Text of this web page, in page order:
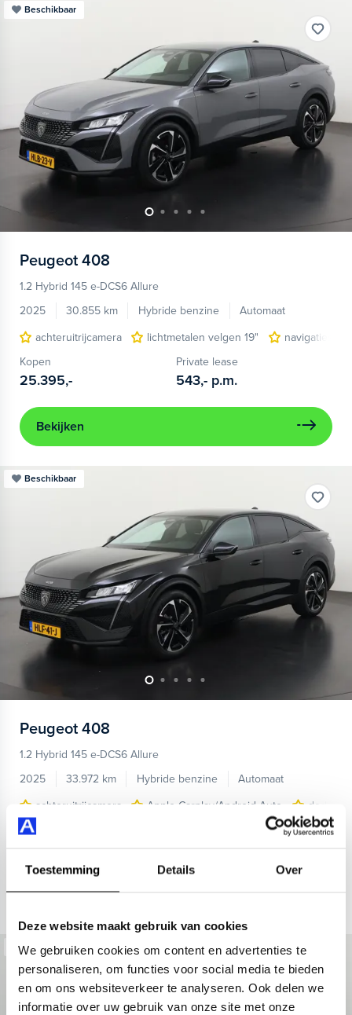
Toestemming Details Over
Deze website maakt gebruik van cookies
We gebruiken cookies om content en advertenties te
personaliseren, om functies voor social media te bieden
en om ons websiteverkeer te analyseren. Ook delen we
informatie over uw gebruik van onze site met onze
Beschikbaar
Peugeot 408
1.2 Hybrid 145 e-DCS6 Allure
2025
30.855 km Hybride benzine
Automaat
achteruitrijcamera
lichtmetalen velgen 19"
Kopen
25.395,-
Private lease
543,- p.m.
Bekijken
Beschikbaar
Peugeot 408
1.2 Hybrid 145 e-DCS6 Allure
2025
33.972 km Hybride benzine
Automaat
achteruitrijcamera
Apple Carplay/Android Auto
Kopen
Bekijken
Beschikbaar